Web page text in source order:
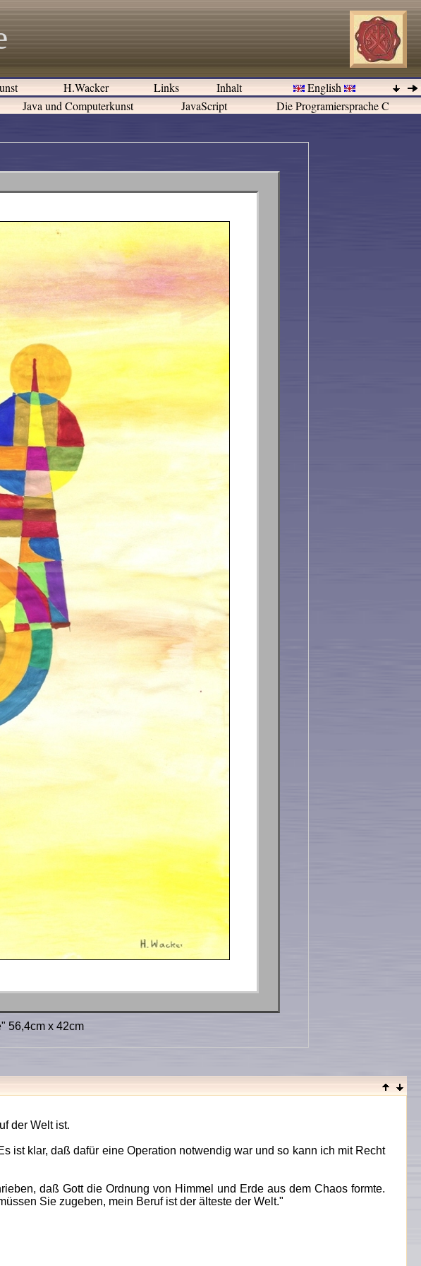
H.Wacker Links Inhalt
English
Java und Computerkunst JavaScript Die Programiersprache C
56,4cm x 42cm
der Welt ist.
ist klar, daß dafür eine Operation notwendig war und so kann ich mit Recht
daß Gott die Ordnung von Himmel und Erde aus dem Chaos formte.
Sie zugeben, mein Beruf ist der älteste der Welt."